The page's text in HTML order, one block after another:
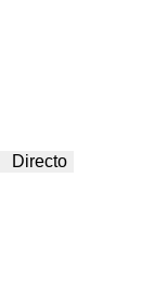
Directo